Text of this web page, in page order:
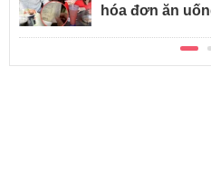
hóa đơn ăn